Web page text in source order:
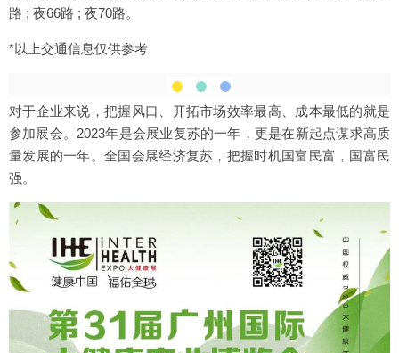
路 ; 夜66路 ; 夜70路。
*以上交通信息仅供参考
对于企业来说，把握风口、开拓市场效率最高、成本最低的就是
参加展会。2023年是会展业复苏的一年，更是在新起点谋求高质
量发展的一年。全国会展经济复苏，把握时机国富民富，国富民
强。